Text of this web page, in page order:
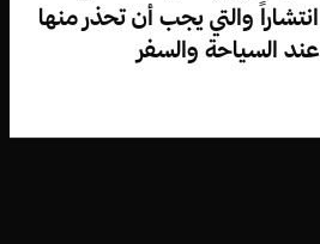
انتشاراً والتي يجب أن تحذر منها
عند السياحة والسفر